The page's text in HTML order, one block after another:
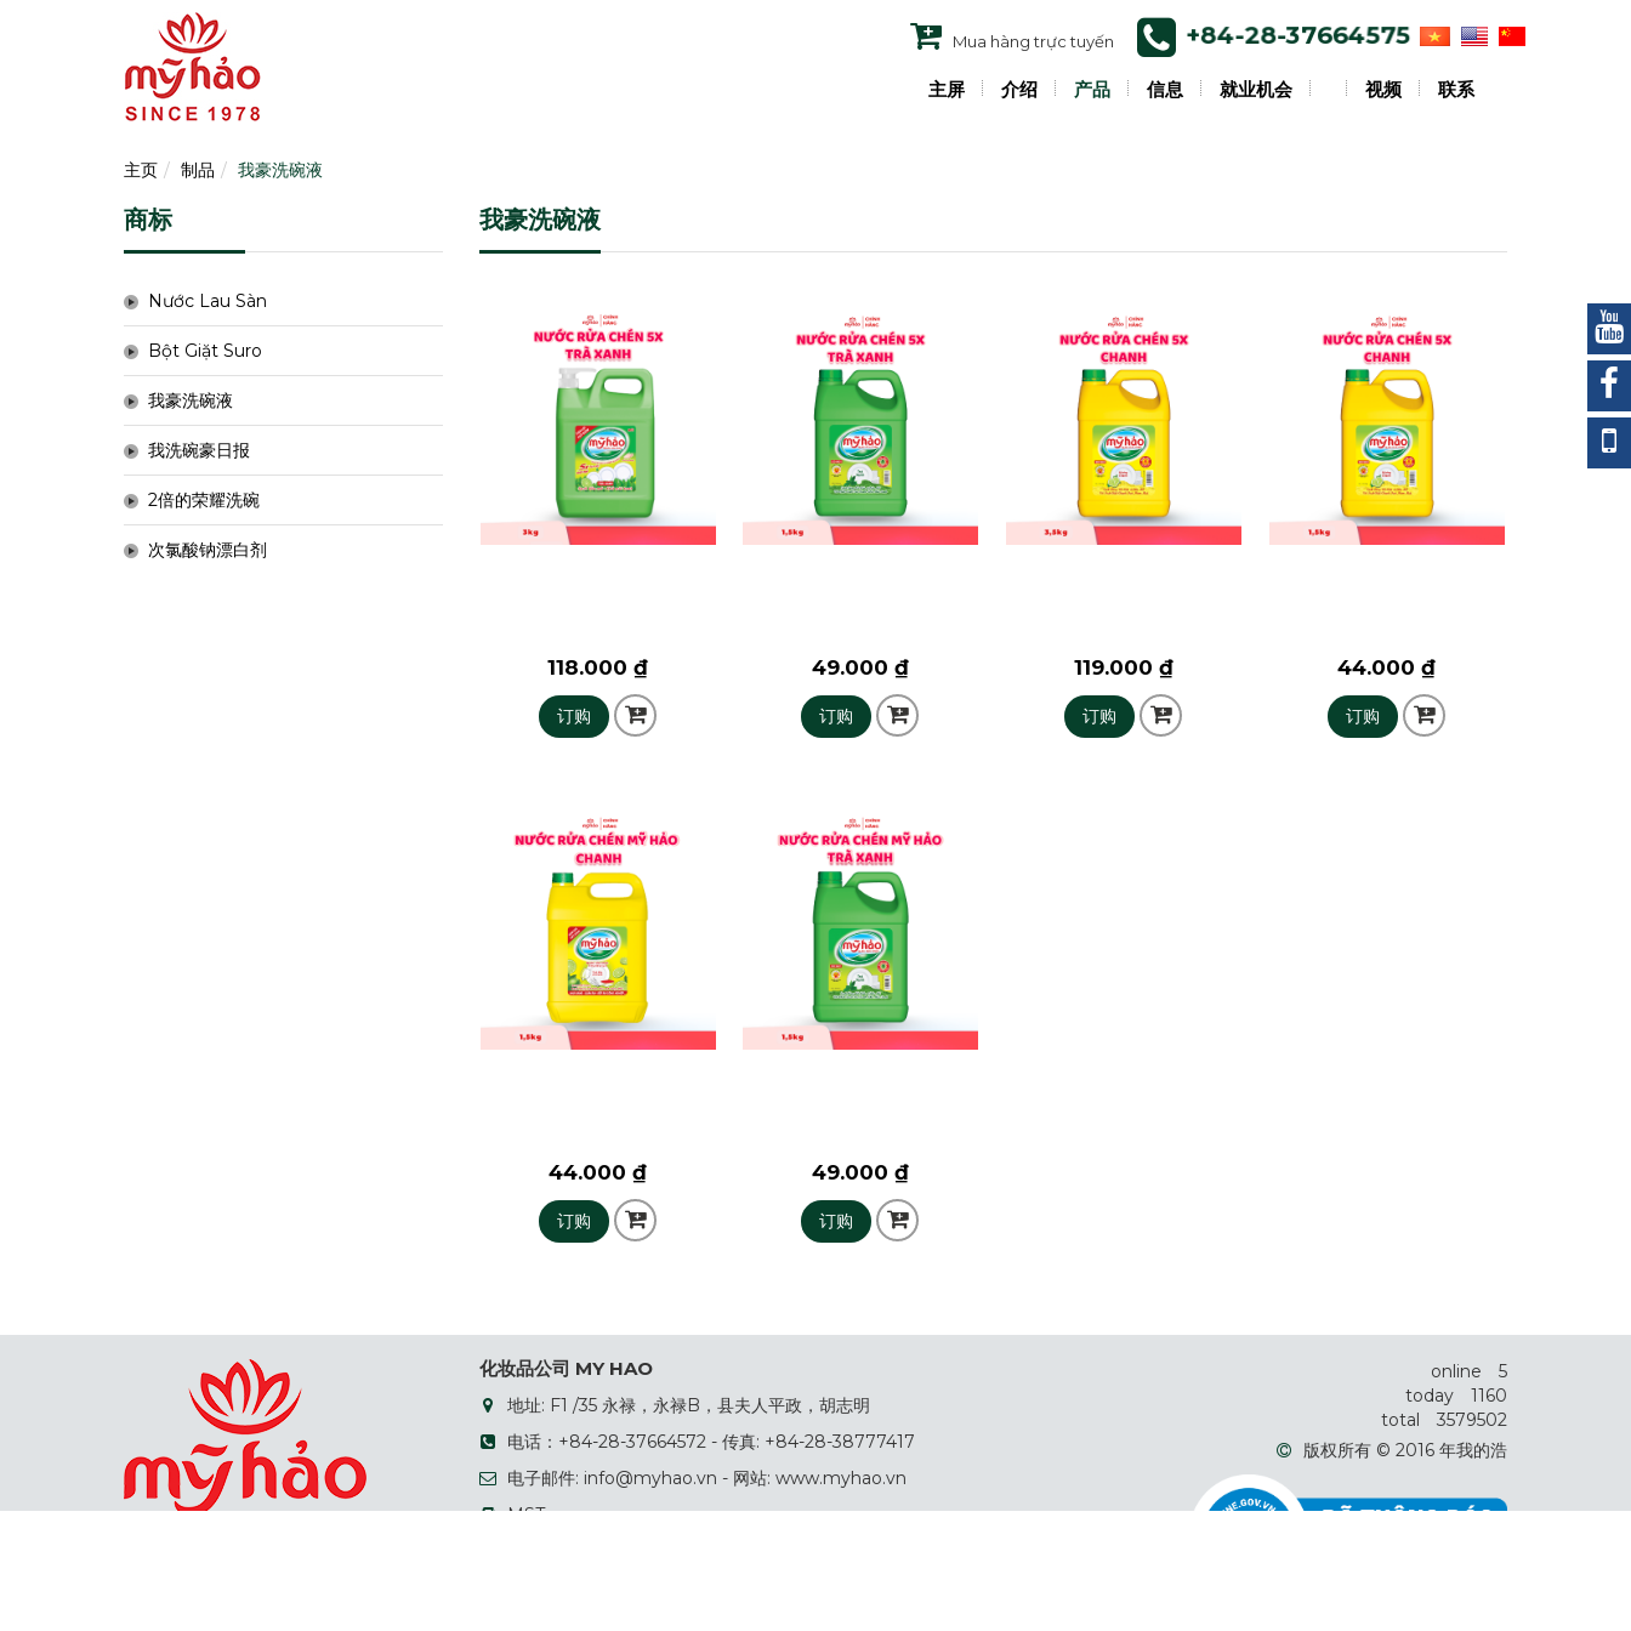
Mua hàng trực tuyến +84-28-37664575
主屏 介绍 产品 信息 就业机会 视频 联系
主页 制品 我豪洗碗液
商标
Nước Lau Sàn
Bột Giặt Suro
我豪洗碗液
我洗碗豪日报
2倍的荣耀洗碗
次氯酸钠漂白剂
我豪洗碗液
118.000 ₫
订购
49.000 ₫
订购
119.000 ₫
订购
44.000 ₫
订购
44.000 ₫
订购
49.000 ₫
订购
化妆品公司 MY HAO
地址: F1 /35 永禄，永禄B，县夫人平政，胡志明
电话：+84-28-37664572 - 传真: +84-28-38777417
电子邮件: info@myhao.vn - 网站: www.myhao.vn
MST
online
5
today
1160
total
3579502
版权所有 © 2016 年我的浩